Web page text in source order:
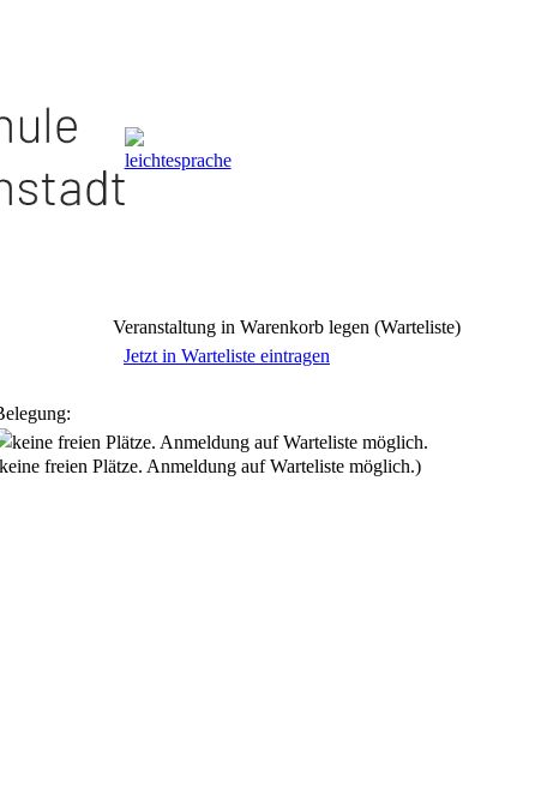
Veranstaltung in Warenkorb legen (Warteliste)
Jetzt in Warteliste eintragen
freien Plätze. Anmeldung auf Warteliste möglich.)